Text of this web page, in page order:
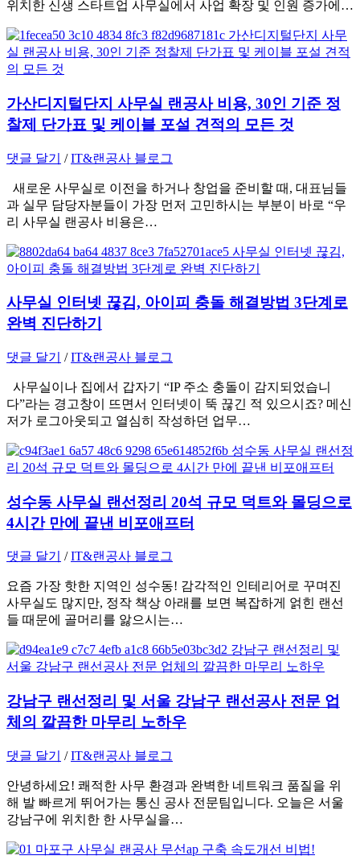
위치한 신생 스타트업 사무실에서 사업 확장 및 인원 증가에…
가산디지털단지 사무실 랜공사 비용, 30인 기준 정
찰제 단가표 및 케이블 포설 견적의 모든 것
댓글 달기 /IT&랜공사 블로그
새로운 사무실로 이전을 하거나 창업을 준비할 때, 대표님들
과 실무 담당자분들이 가장 먼저 고민하시는 부분이 바로 “우
리 사무실 랜공사 비용은…
사무실 인터넷 끊김, 아이피 충돌 해결방법 3단계로
완벽 진단하기
댓글 달기 /IT&랜공사 블로그
사무실이나 집에서 갑자기 “IP 주소 충돌이 감지되었습니
다”라는 경고창이 뜨면서 인터넷이 뚝 끊긴 적 있으시죠? 메신
저가 로그아웃되고 열심히 작성하던 업무…
성수동 사무실 랜선정리 20석 규모 덕트와 몰딩으로
4시간 만에 끝낸 비포애프터
댓글 달기 /IT&랜공사 블로그
요즘 가장 핫한 지역인 성수동! 감각적인 인테리어로 꾸며진
사무실도 많지만, 정작 책상 아래를 보면 복잡하게 얽힌 랜선
들 때문에 골머리를 앓으시는…
강남구 랜선정리 및 서울 강남구 랜선공사 전문 업
체의 깔끔한 마무리 노하우
댓글 달기 /IT&랜공사 블로그
안녕하세요! 쾌적한 사무 환경과 완벽한 네트워크 품질을 위
해 발 빠르게 뛰어가는 통신 공사 전문팀입니다. 오늘은 서울
강남구에 위치한 한 사무실을…